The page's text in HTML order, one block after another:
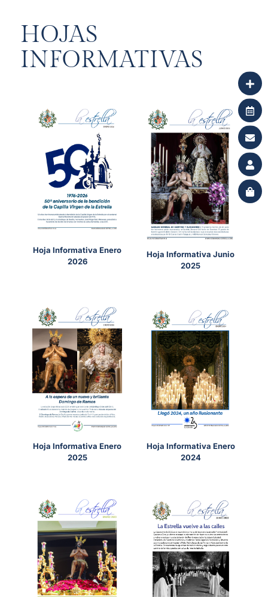
HOJAS
INFORMATIVAS
Hoja Informativa Enero
2026
Hoja Informativa Junio
2025
Hoja Informativa Enero
2025
Hoja Informativa Enero
2024